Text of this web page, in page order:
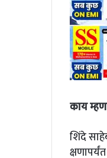
काय
शिंदे